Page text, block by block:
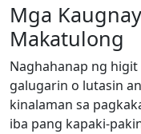
Mga
Makatulong
Naghahanap ng
galugarin o lutasin
kinalaman sa
iba pang kapaki-